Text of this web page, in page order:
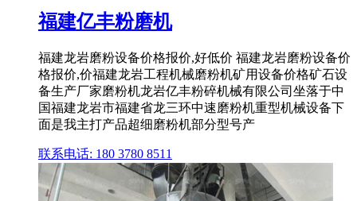
福建亿丰粉磨机
福建龙岩磨粉设备价格报价,好低价 福建龙岩磨粉设备价
格报价,价福建龙岩工程机械磨粉机矿用设备价格矿石设
备生产厂家磨粉机龙岩亿丰粉碎机械有限公司坐落于中
国福建龙岩市福建省龙三环中速磨粉机重型机械设备下
面是我主打产品超细磨粉机部分型号产
联系电话: 180 3780 8511